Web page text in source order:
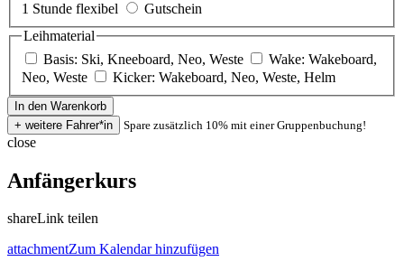
1 Stunde flexibel
Gutschein
Leihmaterial
Basis: Ski, Kneeboard, Neo, Weste
Wake: Wakeboard,
Neo, Weste
Kicker: Wakeboard, Neo, Weste, Helm
Spare zusätzlich 10% mit einer Gruppenbuchung!
close
Anfängerkurs
shareLink teilen
attachmentZum Kalendar hinzufügen